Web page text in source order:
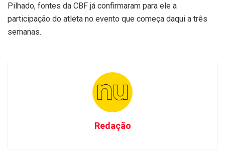
Pilhado, fontes da CBF já confirmaram para ele a
participação do atleta no evento que começa daqui a três
semanas.
Redação